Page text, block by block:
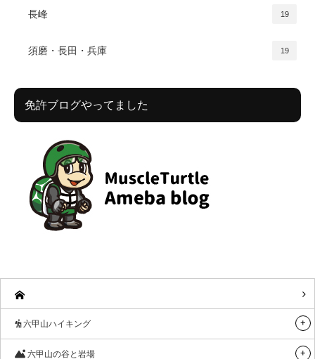
長峰 19
須磨・長田・兵庫 19
免許ブログやってました
六甲山ハイキング
六甲山の谷と岩場